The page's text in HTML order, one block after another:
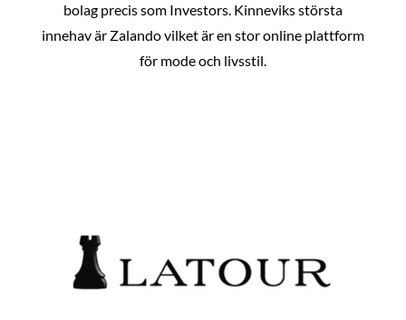
bolag precis som Investors. Kinneviks största
innehav är Zalando vilket är en stor online plattform
för mode och livsstil.